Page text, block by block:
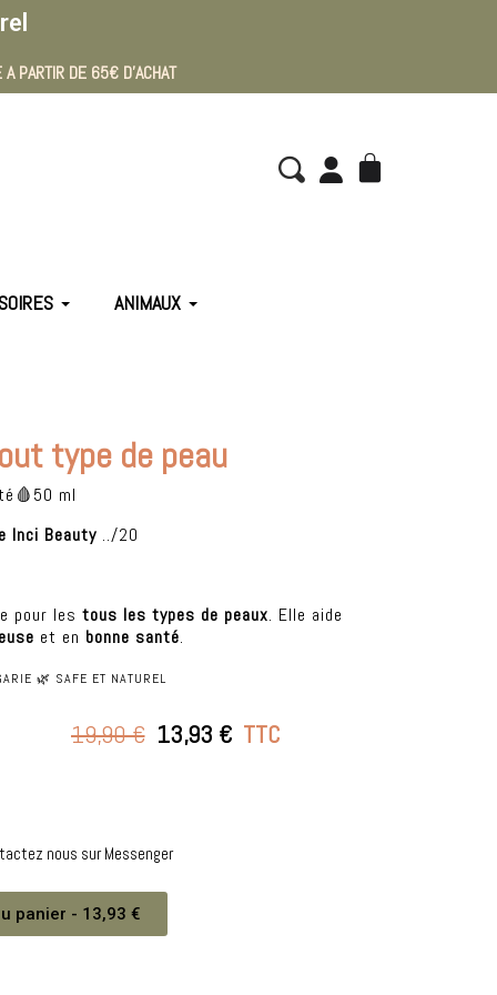
A PARTIR DE 65€ D'ACHAT
ANIMAUX
type de peau
ml
Inci Beauty ../20
pour les tous les types de peaux. Elle aide
et en bonne santé.
🌿 SAFE ET NATUREL
19,90 € 13,93 € TTC
nous sur Messenger
panier - 13,93 €